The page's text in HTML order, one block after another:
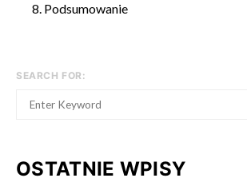
Podsumowanie
SEARCH FOR:
OSTATNIE WPISY